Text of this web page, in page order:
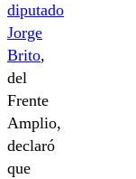
diputado
Jorge
Brito,
del
Frente
Amplio,
declaró
que